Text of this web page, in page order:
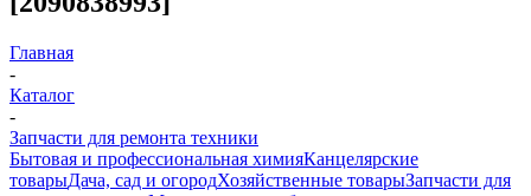
Главная
-
Каталог
-
Запчасти для ремонта техники
Бытовая и профессиональная химияКанцелярские
товарыДача, сад и огородХозяйственные товарыЗапчасти для